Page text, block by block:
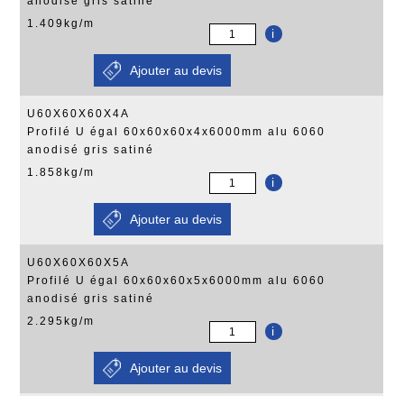
1.409kg/m
i
U60X60X60X4A
Profilé U égal 60x60x60x4x6000mm alu 6060
anodisé gris satiné
1.858kg/m
i
U60X60X60X5A
Profilé U égal 60x60x60x5x6000mm alu 6060
anodisé gris satiné
2.295kg/m
i